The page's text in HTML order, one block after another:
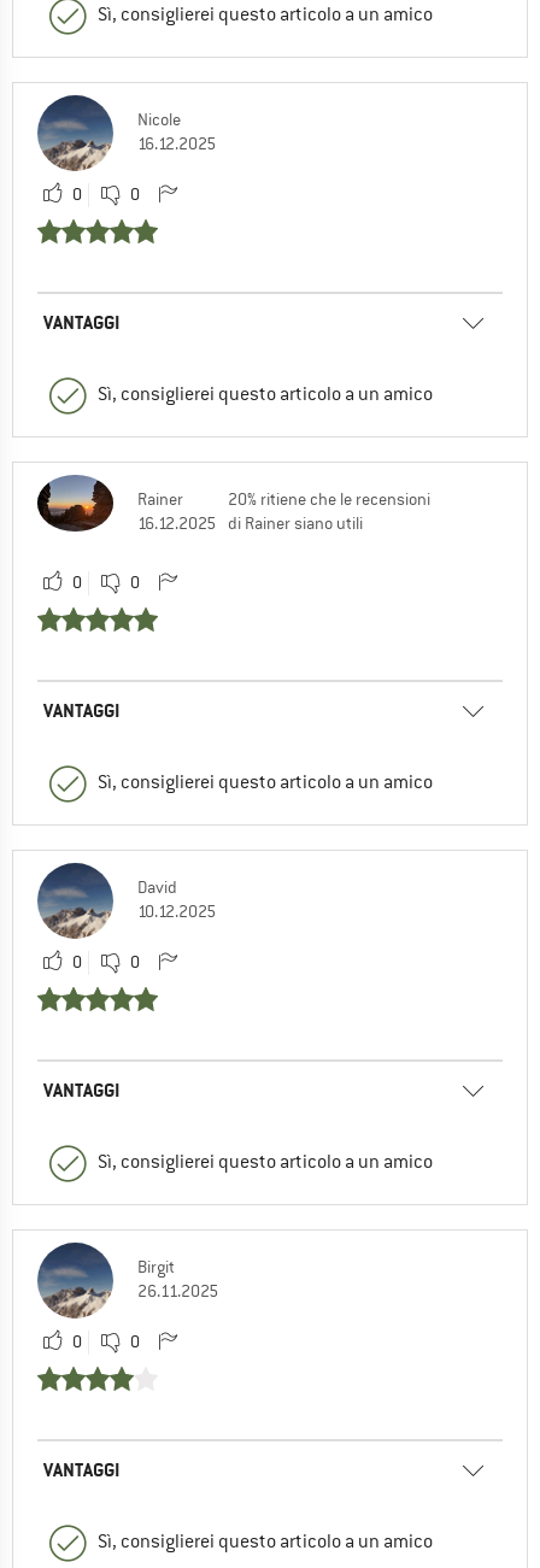
Sì, consiglierei questo articolo a un amico
Nicole
16.12.2025
0 0
VANTAGGI
Sì, consiglierei questo articolo a un amico
Rainer
16.12.2025
20% ritiene che le recensioni
di Rainer siano utili
0 0
VANTAGGI
Sì, consiglierei questo articolo a un amico
David
10.12.2025
0 0
VANTAGGI
Sì, consiglierei questo articolo a un amico
Birgit
26.11.2025
0 0
VANTAGGI
Sì, consiglierei questo articolo a un amico